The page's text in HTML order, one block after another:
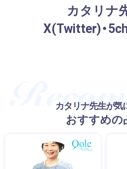
カタリナ
X(Twitter)・
カタリナ先生が気
おすすめの